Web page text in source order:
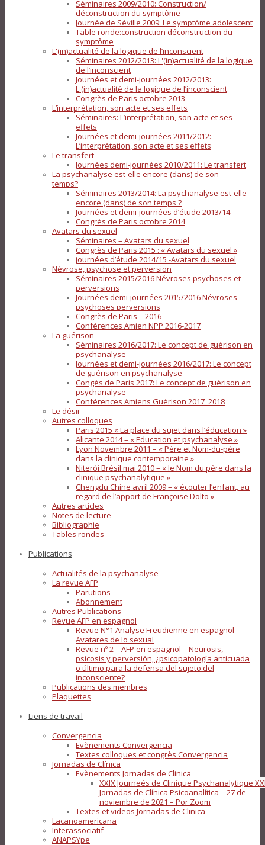
Séminaires 2009/2010: Construction/
déconstruction du symptôme
Journée de Séville 2009: Le symptôme adolescent
Table ronde:construction déconstruction du
symptôme
L'(in)actualité de la logique de l’inconscient
Séminaires 2012/2013: L'(in)actualité de la logique
de l’inconscient
Journées et demi-journées 2012/2013:
L'(in)actualité de la logique de l’inconscient
Congrès de Paris octobre 2013
L’interprétation, son acte et ses effets
Séminaires: L’interprétation, son acte et ses
effets
Journées et demi-journées 2011/2012:
L’interprétation, son acte et ses effets
Le transfert
Journées demi-journées 2010/2011: Le transfert
La psychanalyse est-elle encore (dans) de son
temps?
Séminaires 2013/2014: La psychanalyse est-elle
encore (dans) de son temps ?
Journées et demi-journées d’étude 2013/14
Congrès de Paris octobre 2014
Avatars du sexuel
Séminaires – Avatars du sexuel
Congrès de Paris 2015 : « Avatars du sexuel »
journées d’étude 2014/15 -Avatars du sexuel
Névrose, psychose et perversion
Séminaires 2015/2016 Névroses psychoses et
perversions
Journées demi-journées 2015/2016 Névroses
psychoses perversions
Congrès de Paris – 2016
Conférences Amien NPP 2016-2017
La guérison
Séminaires 2016/2017: Le concept de guérison en
psychanalyse
Journées et demi-journées 2016/2017: Le concept
de guérison en psychanalyse
Congès de Paris 2017: Le concept de guérison en
psychanalyse
Conférences Amiens Guérison 2017_2018
Le désir
Autres colloques
Paris 2015 « La place du sujet dans l’éducation »
Alicante 2014 – « Education et psychanalyse »
Lyon Novembre 2011 – « Père et Nom-du-père
dans la clinique contemporaine »
Niteròi Brésil mai 2010 – « le Nom du père dans la
clinique psychanalytique »
Chengdu Chine avril 2009 – « écouter l’enfant, au
regard de l’apport de Françoise Dolto »
Autres articles
Notes de lecture
Bibliographie
Tables rondes
Publications
Actualités de la psychanalyse
La revue AFP
Parutions
Abonnement
Autres Publications
Revue AFP en espagnol
Revue N°1 Analyse Freudienne en espagnol –
Avatares de lo sexual
Revue nº 2 – AFP en espagnol – Neurosis,
psicosis y perversión, ¿psicopatología anticuada
o último para la defensa del sujeto del
inconsciente?
Publications des membres
Plaquettes
Liens de travail
Convergencia
Evènements Convergencia
Textes colloques et congrès Convergencia
Jornadas de Clínica
Evènements Jornadas de Clinica
XXIX Journeés de Clinique Psychanalytique
Jornadas de Clínica Psicoanalítica – 27 de
noviembre de 2021 – Por Zoom
Textes et videos Jornadas de Clinica
Lacanoamericana
Interassociatif
ANAPSYpe